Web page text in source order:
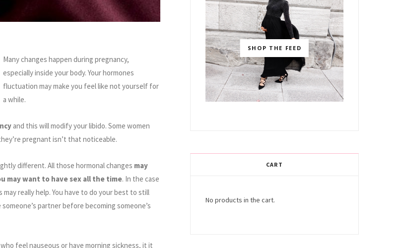
Many changes happen during pregnancy,
especially inside your body. Your hormones
fluctuation may make you feel like not yourself for
a while.
and this will modify your libido. Some women
pregnant isn’t that noticeable.
different. All those hormonal changes may
may want to have sex all the time. In the case
really help. You have to do your best to still
partner before becoming someone’s
feel nauseous or have morning sickness, it it
SHOP THE FEED
CART
No products in the cart.